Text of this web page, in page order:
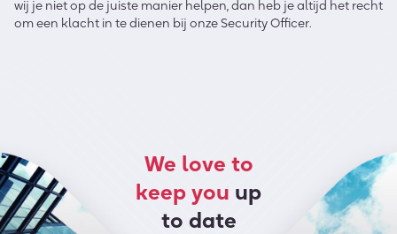
wij je niet op de juiste manier helpen, dan heb je altijd het recht
om een klacht in te dienen bij onze Security Officer.
We love to
keep you up
to date